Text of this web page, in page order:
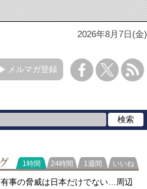
2026年8月7日(金)
メルマガ登録
ラ
1時間 24時間 1週間 いいね
事の脅威は日本だけでない…周辺